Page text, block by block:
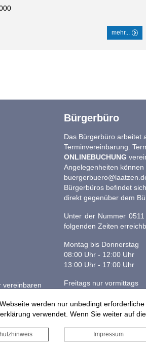
werden nur unbedingt
verwendet. Wenn Sie weiter auf
Impressum
mehr...
vereinbaren
Bürgerbüro
Das Bürgerbüro arbeitet
Terminvereinbarung.
ONLINEBUCHUNG
Angelegenheiten
Bürgerbüros befindet
direkt gegenüber dem
Unter der Nummer
folgenden Zeiten
Montag bis Donnerstag
08:00 Uhr - 12:00 Uhr
13:00 Uhr - 17:00 Uhr
Freitags nur vormittags